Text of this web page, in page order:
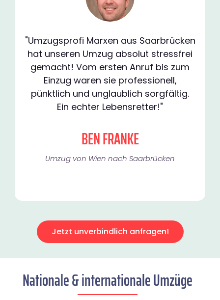
"Umzugsprofi Marxen aus Saarbrücken
hat unseren Umzug absolut stressfrei
gemacht! Vom ersten Anruf bis zum
Einzug waren sie professionell,
pünktlich und unglaublich sorgfältig.
Ein echter Lebensretter!"
BEN FRANKE
Umzug von Wien nach Saarbrücken
Jetzt unverbindlich anfragen!
Nationale & internationale Umzüge